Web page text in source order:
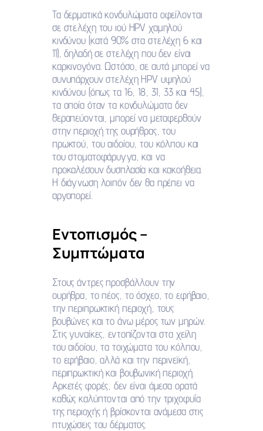
Τα δερματικά κονδυλώματα οφείλονται
σε στελέχη του ιού HPV χαμηλού
κινδύνου (κατά 90% στα στελέχη 6 και
11), δηλαδή σε στελέχη που δεν είναι
καρκινογόνα. Ωστόσο, σε αυτά μπορεί να
συνυπάρχουν στελέχη HPV υψηλού
κινδύνου (όπως τα 16, 18, 31, 33 και 45),
τα οποία όταν τα κονδυλώματα δεν
θεραπεύονται, μπορεί να μεταφερθούν
στην περιοχή της ουρήθρας, του
πρωκτού, του αιδοίου, του κόλπου και
του στοματοφάρυγγα, και να
προκαλέσουν δυσπλασία και κακοήθεια.
Η διάγνωση λοιπόν δεν θα πρέπει να
αργοπορεί.
Εντοπισμός –
Συμπτώματα
Στους άντρες προσβάλλουν την
ουρήθρα, το πέος, το όσχεο, το εφήβαιο,
την περιπρωκτική περιοχή, τους
βουβώνες και το άνω μέρος των μηρών.
Στις γυναίκες, εντοπίζονται στα χείλη
του αιδοίου, τα τοιχώματα του κόλπου,
το εφήβαιο, αλλά και την περινεϊκή,
περιπρωκτική και βουβωνική περιοχή.
Αρκετές φορές, δεν είναι άμεσα ορατά
καθώς καλύπτονται από την τριχοφυΐα
της περιοχής ή βρίσκονται ανάμεσα στις
πτυχώσεις του δέρματος.